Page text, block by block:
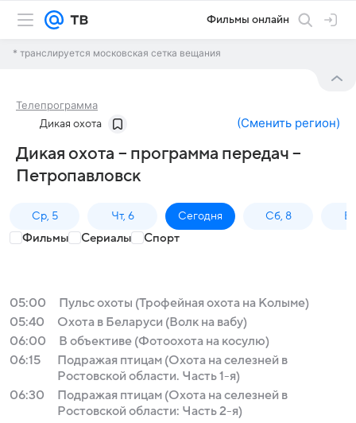
Фильмы онлайн
* транслируется московская сетка вещания
Телепрограмма
Дикая охота (Сменить регион)
Дикая охота – программа передач –
Петропавловск
Ср, 5 Чт, 6 Сегодня Сб, 8
Фильмы Сериалы Спорт
05:00
Пульс охоты (Трофейная охота на Колыме)
05:40
Охота в Беларуси (Волк на вабу)
06:00
В объективе (Фотоохота на косулю)
06:15
Подражая птицам (Охота на селезней в
Ростовской области. Часть 1-я)
06:30
Подражая птицам (Охота на селезней в
Ростовской области: Часть 2-я)